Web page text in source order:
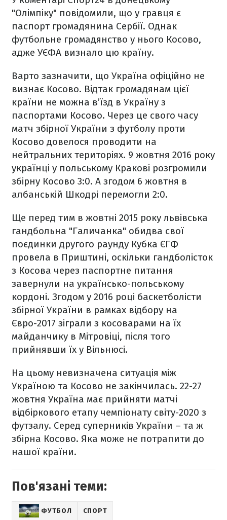
"Олімпіку" повідомили, що у гравця є
паспорт громадянина Сербії. Однак
футбольне громадянство у нього Косово,
адже УЄФА визнало цю країну.
Варто зазначити, що Україна офіційно не
визнає Косово. Відтак громадянам цієї
країни не можна в’їзд в Україну з
паспортами Косово. Через це свого часу
матч збірної України з футболу проти
Косово довелося проводити на
нейтральних територіях. 9 жовтня 2016 року
українці у польському Кракові розгромили
збірну Косово 3:0. А згодом 6 жовтня в
албанській Шкодрі перемогли 2:0.
Ще перед тим в жовтні 2015 року львівська
гандбольна "Галичанка" обидва свої
поєдинки другого раунду Кубка ЄГФ
провела в Приштині, оскільки гандболісток
з Косова через паспортне питання
завернули на українсько-польському
кордоні. Згодом у 2016 році баскетболісти
збірної України в рамках відбору на
Євро-2017 зіграли з косоварами на їх
майданчику в Мітровіці, після того
прийнявши їх у Вільнюсі.
На цьому невизначена ситуація між
Україною та Косово не закінчилась. 22-27
жовтня Україна має прийняти матчі
відбіркового етапу чемпіонату світу-2020 з
футзалу. Серед суперників України – та ж
збірна Косово. Яка може не потрапити до
нашої країни.
Пов'язані теми:
ФУТБОЛ СПОРТ